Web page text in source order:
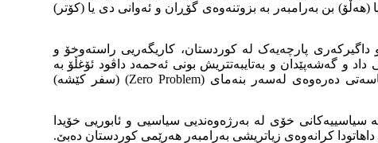
(هەڵۆ) بن بەرامبەر بە بزوتنەوەی گۆڕان و ئەوانی دی یا (کۆتر)
پارچەیەک لە کوردستان، کاریگەریی راستەوخۆ و
و گەشەپێدان و بەتایبەتتریش بونی ئەحمەد داڤود ئۆغڵۆ بە
وەزیری دەرەوەی تورکیا، ئەو وڵاتە ستراتیژیی سیاسەتی دەرەوەی لەسەر بنەمای (Zero Problem) (سفر کێشە)
خۆی لە بەرژەوەندیی سیاسیی و ئابوریی خۆیدا
داهاتودا کرانەوەی زیاتریشی بەرامبەر هەرێمی کوردستان دەبێ.